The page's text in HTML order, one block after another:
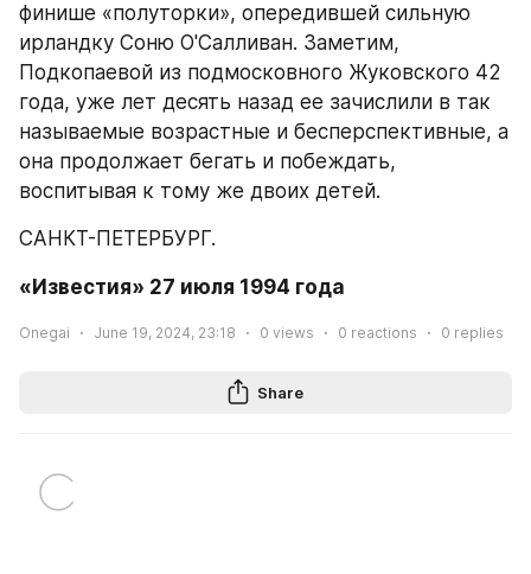
финише «полуторки», опередившей сильную
ирландку Соню О'Салливан. Заметим,
Подкопаевой из подмосковного Жуковского 42
года, уже лет десять назад ее зачислили в так
называемые возрастные и бесперспективные, а
она продолжает бегать и побеждать,
воспитывая к тому же двоих детей.
САНКТ-ПЕТЕРБУРГ.
«Известия» 27 июля 1994 года
Onegai June 19, 2024, 23:18 0 views 0 reactions 0 replies
Share